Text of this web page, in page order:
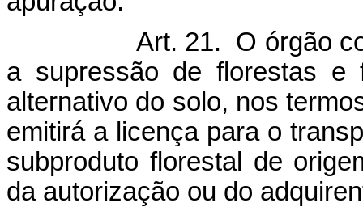
Art. 21. O órgão
a supressão de florestas e
alternativo do solo, nos
emitirá a licença para o
subproduto florestal de
da autorização ou do